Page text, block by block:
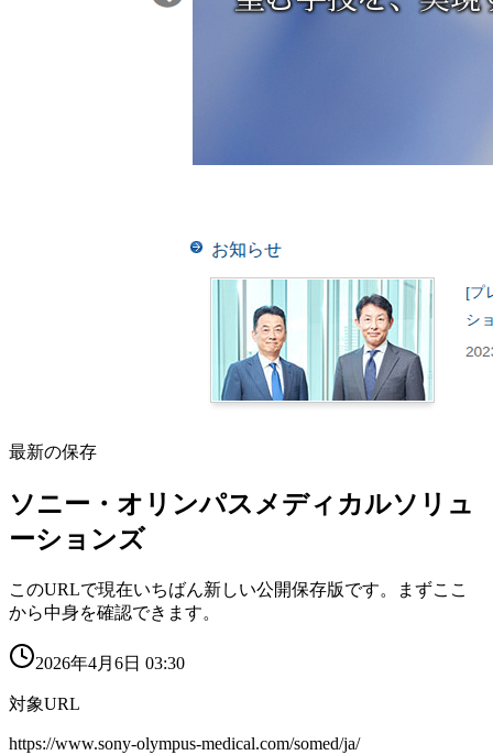
最新の保存
ソニー・オリンパスメディカルソリュ
ーションズ
このURLで現在いちばん新しい公開保存版です。まずここ
から中身を確認できます。
2026年4月6日 03:30
対象URL
https://www.sony-olympus-medical.com/somed/ja/